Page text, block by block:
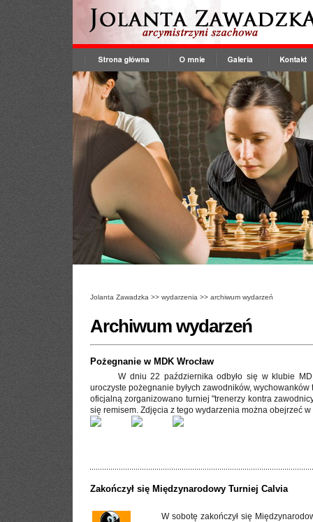
Jolanta Zawadzka >> wydarzenia >> archiwum wydarzeń
Archiwum wydarzeń
Pożegnanie w MDK Wrocław
W dniu 22 października odbyło się w klubie
uroczyste pożegnanie byłych zawodników,
oficjalną zorganizowano turniej "trenerzy kontra
się remisem. Zdjęcia z tego wydarzenia można obejrzeć
Zakończył się Międzynarodowy Turniej Calvia
W sobotę zakończył się